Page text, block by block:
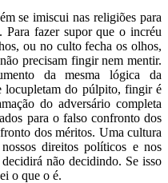
se imiscui nas religiões para
fazer supor que o incréu
ou no culto fecha os olhos,
precisam fingir nem mentir.
da mesma lógica da
locupletam do púlpito, fingir é
do adversário completa
para o falso confronto dos
dos méritos. Uma cultura
direitos políticos e nos
não decidindo. Se isso
o que o é.